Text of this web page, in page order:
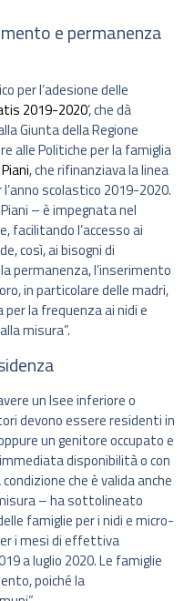
e permanenza
per l’adesione delle
2019-2020‘, che dà
Giunta della Regione
alle Politiche per la famiglia
, che rifinanziava la linea
scolastico 2019-2020.
– è impegnata nel
facilitando l’accesso ai
così, ai bisogni di
permanenza, l’inserimento
in particolare delle madri,
la frequenza ai nidi e
misura”.
un Isee inferiore o
devono essere residenti in
un genitore occupato e
disponibilità o con
che è valida anche
– ha sottolineato
famiglie per i nidi e micro-
i mesi di effettiva
a luglio 2020. Le famiglie
poiché la